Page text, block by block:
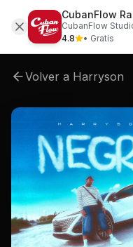
Artistas
Volver a Harryson
CubanFlow
CubanFlow
4.8
• Gratis